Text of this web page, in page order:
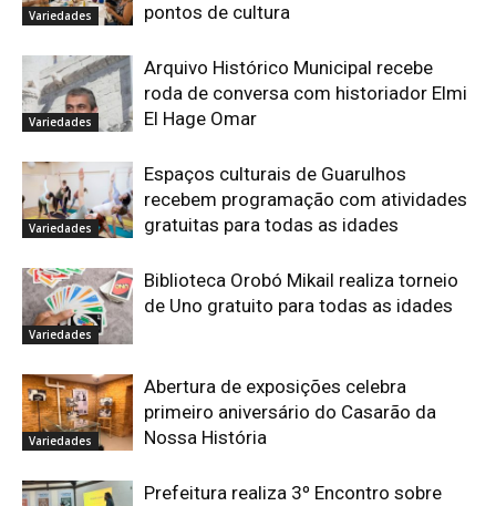
Variedades
pontos de cultura
Variedades
Arquivo Histórico Municipal recebe
roda de conversa com historiador Elmi
El Hage Omar
Variedades
Espaços culturais de Guarulhos
recebem programação com atividades
gratuitas para todas as idades
Variedades
Biblioteca Orobó Mikail realiza torneio
de Uno gratuito para todas as idades
Variedades
Abertura de exposições celebra
primeiro aniversário do Casarão da
Nossa História
Prefeitura realiza 3º Encontro sobre